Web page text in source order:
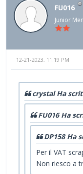
FU016
Junior
12-21-2023, 11:19 PM
crystal Ha
FU016 Ha
DP158 Ha
Per il VAT
Non riesco a